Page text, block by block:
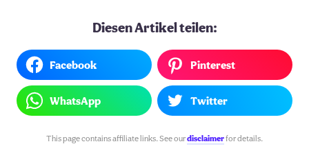
Diesen Artikel teilen:
Facebook Pinterest
WhatsApp Twitter
This page contains affiliate links. See ourdisclaimerfor details.